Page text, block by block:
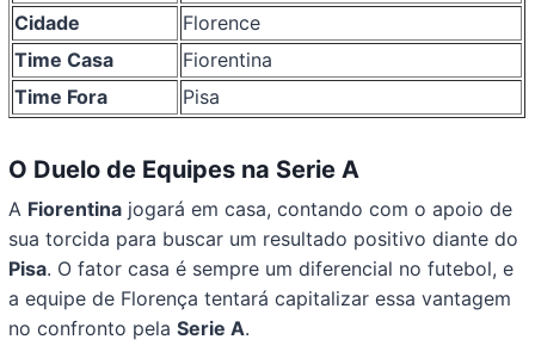
Cidade
Florence
Time Casa
Fiorentina
Time Fora
Pisa
O Duelo de Equipes na Serie A
A Fiorentina jogará em casa, contando com o apoio de
sua torcida para buscar um resultado positivo diante do
Pisa. O fator casa é sempre um diferencial no futebol, e
a equipe de Florença tentará capitalizar essa vantagem
no confronto pelaSerie A.